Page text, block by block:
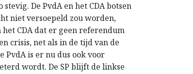
De PvdA en het CDA botsen
niet versoepeld zou worden,
CDA dat er geen referendum
crisis, net als in de tijd van de
PvdA is er nu dus ook voor
wordt. De SP blijft de linkse